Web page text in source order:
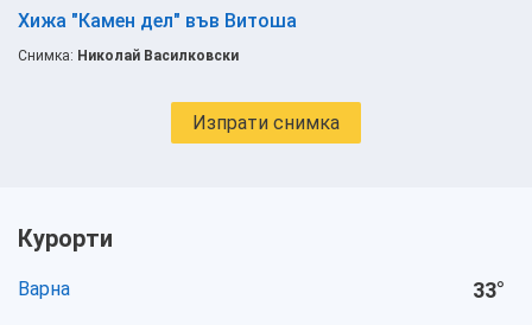
Хижа "Камен дел" във Витоша
Снимка: Николай Василковски
Изпрати снимка
Курорти
Варна 33°